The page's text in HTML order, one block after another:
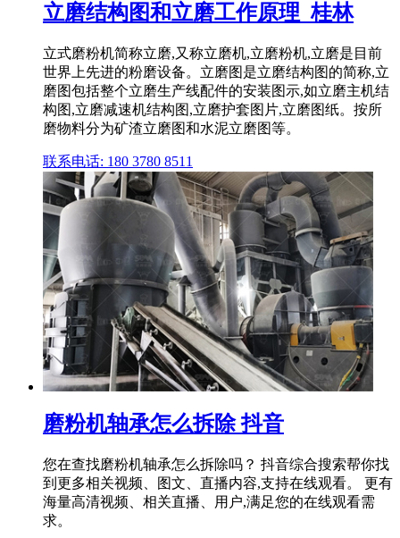
立磨结构图和立磨工作原理_桂林
立式磨粉机简称立磨,又称立磨机,立磨粉机,立磨是目前
世界上先进的粉磨设备。立磨图是立磨结构图的简称,立
磨图包括整个立磨生产线配件的安装图示,如立磨主机结
构图,立磨减速机结构图,立磨护套图片,立磨图纸。按所
磨物料分为矿渣立磨图和水泥立磨图等。
联系电话: 180 3780 8511
磨粉机轴承怎么拆除 抖音
您在查找磨粉机轴承怎么拆除吗？ 抖音综合搜索帮你找
到更多相关视频、图文、直播内容,支持在线观看。 更有
海量高清视频、相关直播、用户,满足您的在线观看需
求。